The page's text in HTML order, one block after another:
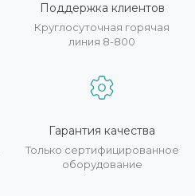
Поддержка клиентов
Круглосуточная горячая
линия 8-800
Гарантия качества
Только сертифицированное
оборудование